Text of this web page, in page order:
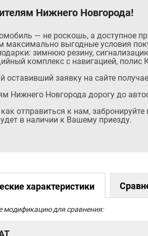
Нижнего Новгорода!
— не роскошь, а доступное
максимально выгодные условия
зимнюю резину,
комплекс с навигацией, полис
оставивший заявку на сайте
Нижнего Новгорода дорогу до
как отправиться к нам,
в наличии к Вашему приезду.
характеристики
модификацию для сравнения: